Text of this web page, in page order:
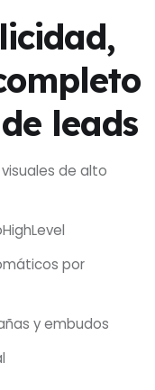
leads
de alto
por
y embudos